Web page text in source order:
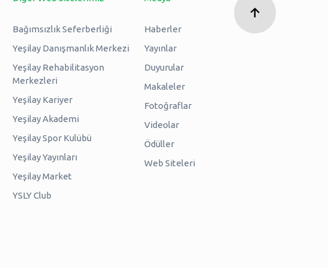
Bağımsızlık Seferberliği
Yeşilay Danışmanlık Merkezi
Yeşilay Rehabilitasyon
Merkezleri
Yeşilay Kariyer
Yeşilay Akademi
Yeşilay Spor Kulübü
Yeşilay Yayınları
Yeşilay Market
YSLY Club
Haberler
Yayınlar
Duyurular
Makaleler
Fotoğraflar
Videolar
Ödüller
Web Siteleri